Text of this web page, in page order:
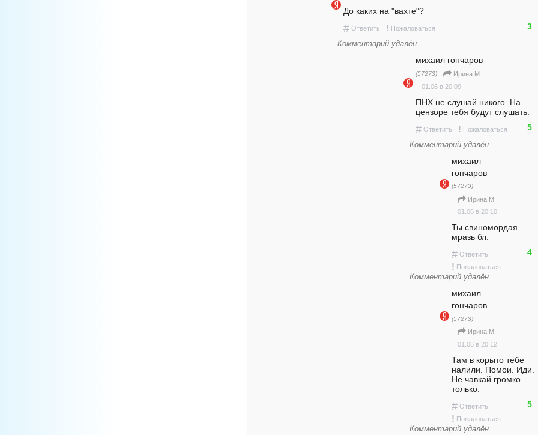
До каких на "вахте"?
# Ответить ! Пожаловаться 3
Комментарий удалён
михаил гончаров —
(57273)
Ирина М
01.06 в 20:09
ПНХ не слушай никого. На
цензоре тебя будут слушать.
# Ответить ! Пожаловаться 5
Комментарий удалён
михаил
гончаров —
(57273)
Ирина М
01.06 в 20:10
Ты свиномордая
мразь бл.
# Ответить
! Пожаловаться
4
Комментарий удалён
михаил
гончаров —
(57273)
Ирина М
01.06 в 20:12
Там в корыто тебе
налили. Помои. Иди.
Не чавкай громко
только.
# Ответить
! Пожаловаться
5
Комментарий удалён